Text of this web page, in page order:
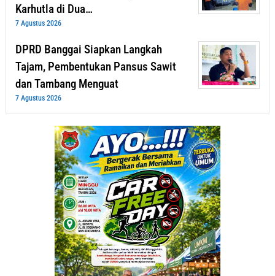
Karhutla di Dua…
7 Agustus 2026
DPRD Banggai Siapkan Langkah
Tajam, Pembentukan Pansus Sawit
dan Tambang Menguat
7 Agustus 2026